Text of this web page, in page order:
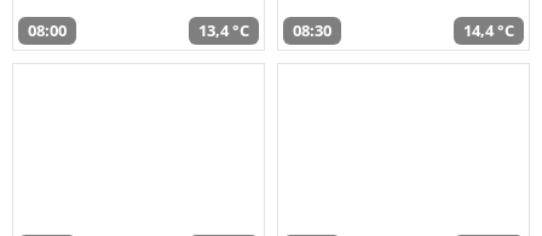
08:00 13,4 °C 08:30 14,4 °C